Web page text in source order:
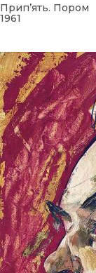
Прип’ять. Пором
1961